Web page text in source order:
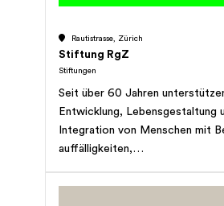
Rautistrasse, Zürich
Stiftung RgZ
Stiftungen
Seit über 60 Jahren
Entwicklung, Lebensgestaltung
Integration von Menschen mit
auffälligkeiten,
mehrfacher Behinderung,